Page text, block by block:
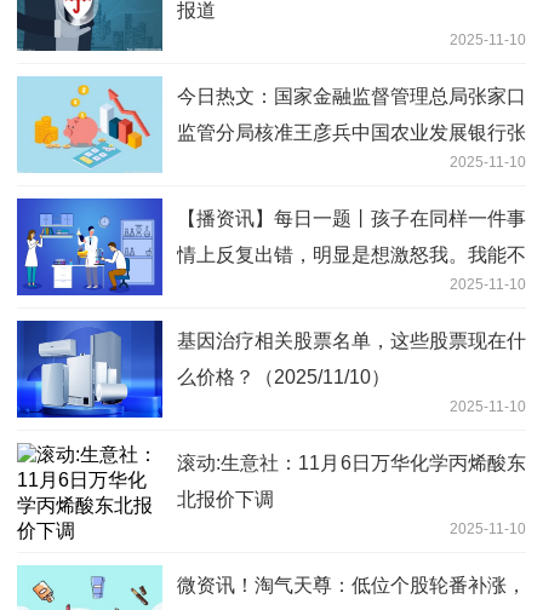
报道
2025-11-10
今日热文：国家金融监督管理总局张家口
监管分局核准王彦兵中国农业发展银行张
2025-11-10
【播资讯】每日一题丨孩子在同样一件事
情上反复出错，明显是想激怒我。我能不
2025-11-10
基因治疗相关股票名单，这些股票现在什
么价格？（2025/11/10）
2025-11-10
滚动:生意社：11月6日万华化学丙烯酸东
北报价下调
2025-11-10
微资讯！淘气天尊：低位个股轮番补涨，